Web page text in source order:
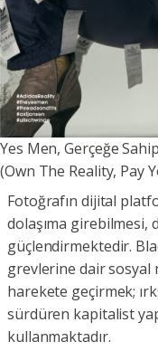
Yes Men, Gerçeğe Sahip
(Own The Reality, Pay
Fotoğrafın dijital
dolaşıma girebilmesi,
güçlendirmektedir.
grevlerine dair sosyal
harekete geçirmek;
sürdüren kapitalist
kullanmaktadır.